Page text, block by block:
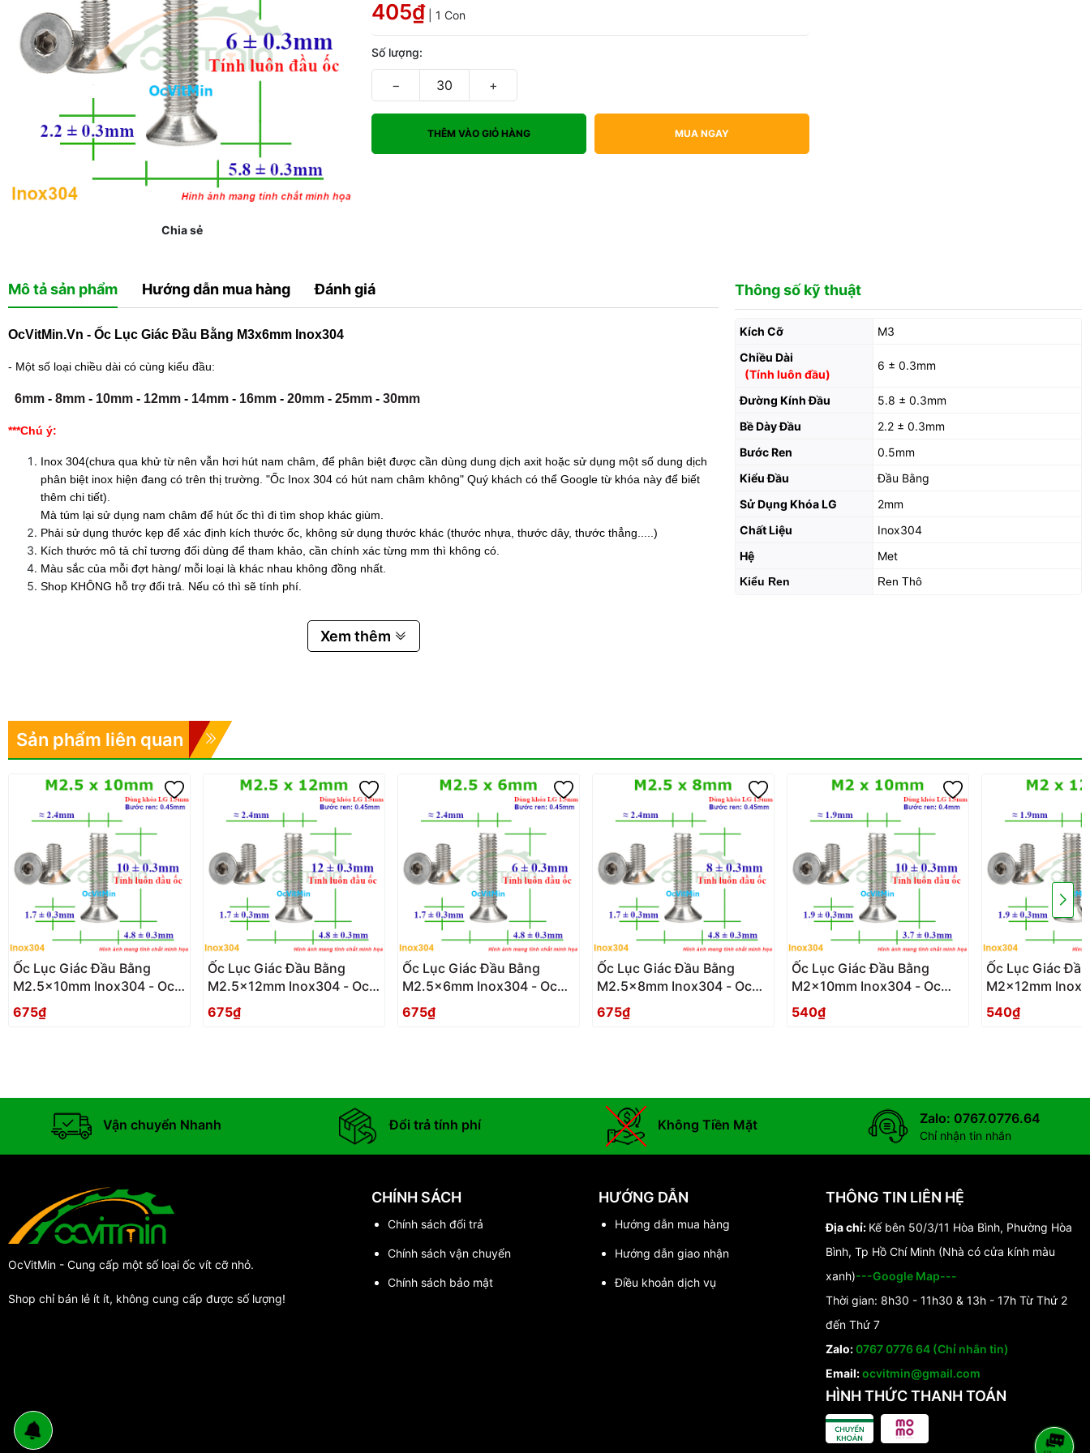
Chia sẻ
405₫ | 1 Con
Số lượng:
− +
THÊM VÀO GIỎ HÀNG MUA NGAY
Mô tả sản phẩm Hướng dẫn mua hàng Đánh giá
OcVitMin.Vn - Ốc Lục Giác Đầu Bằng M3x6mm Inox304
- Một số loại chiều dài có cùng kiểu đầu:
6mm - 8mm - 10mm - 12mm - 14mm - 16mm - 20mm - 25mm - 30mm
***Chú ý:
Inox 304(chưa qua khử từ nên vẫn hơi hút nam châm, để phân biệt được cần dùng dung dịch axit hoặc sử dụng một số dung dịch
phân biệt inox hiện đang có trên thị trường. "Ốc Inox 304 có hút nam châm không" Quý khách có thể Google từ khóa này để biết
thêm chi tiết).
Mà túm lại sử dụng nam châm để hút ốc thì đi tìm shop khác giùm.
Phải sử dụng thước kẹp để xác định kích thước ốc, không sử dụng thước khác (thước nhựa, thước dây, thước thẳng.....)
Kích thước mô tả chỉ tương đối dùng để tham khảo, cần chính xác từng mm thì không có.
Màu sắc của mỗi đợt hàng/ mỗi loại là khác nhau không đồng nhất.
Shop KHÔNG hỗ trợ đổi trả. Nếu có thì sẽ tính phí.
Xem thêm
Thông số kỹ thuật
Kích Cỡ
M3
Chiều Dài
(Tính luôn đầu)
6 ± 0.3mm
Đường Kính Đầu
5.8 ± 0.3mm
Bề Dày Đầu
2.2 ± 0.3mm
Bước Ren
0.5mm
Kiểu Đầu
Đầu Bằng
Sử Dụng Khóa LG
2mm
Chất Liệu
Inox304
Hệ
Met
Kiểu Ren Ren Thô
Sản phẩm liên quan
Ốc Lục Giác Đầu Bằng
M2.5x10mm Inox304 - Oc
Luc Giac Dau Bang
675₫
Ốc Lục Giác Đầu Bằng
M2.5x12mm Inox304 - Oc
Luc Giac Dau Bang
675₫
Ốc Lục Giác Đầu Bằng
M2.5x6mm Inox304 - Oc
Luc Giac Dau Bang
675₫
Ốc Lục Giác Đầu Bằng
M2.5x8mm Inox304 - Oc
Luc Giac Dau Bang
675₫
Ốc Lục Giác Đầu Bằng
M2x10mm Inox304 - Oc
Luc Giac Dau Bang
540₫
Ốc Lục Giác
M2x12mm
Luc Giac Dau
540₫
Vận chuyển Nhanh Đổi trả tính phí Không Tiền Mặt Zalo: 0767.0776.64
Chỉ nhận tin nhắn
OcVitMin - Cung cấp một số loại ốc vít cỡ nhỏ.
Shop chỉ bán lẻ ít ít, không cung cấp được số lượng!
CHÍNH SÁCH
Chính sách đổi trả
Chính sách vận chuyển
Chính sách bảo mật
HƯỚNG DẪN
Hướng dẫn mua hàng
Hướng dẫn giao nhận
Điều khoản dịch vụ
THÔNG TIN LIÊN HỆ
Địa chỉ: Kế bên 50/3/11 Hòa Bình, Phường Hòa
Bình, Tp Hồ Chí Minh (Nhà có cửa kính màu
xanh)---Google Map---
Thời gian: 8h30 - 11h30 & 13h - 17h Từ Thứ 2
đến Thứ 7
Zalo:0767 0776 64 (Chỉ nhắn tin)
Email:ocvitmin@gmail.com
HÌNH THỨC THANH TOÁN